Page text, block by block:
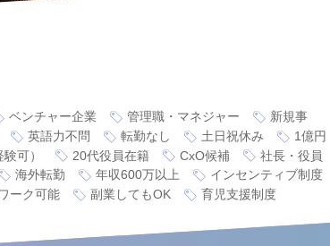
ベンチャー企業 管理職・マネジャー
新規事
英語力不問 転勤なし 土日祝休み
1億円
可） 20代役員在籍 CxO候補
社長・役員
海外転勤 年収600万以上
インセンティブ制度
ーク可能 副業してもOK 育児支援制度